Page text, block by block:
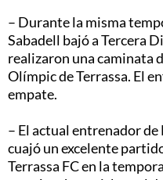
– Durante la misma
Sabadell bajó a Tercera
realizaron una caminata
Olímpic de Terrassa. El
empate.
– El actual entrenador
cuajó un excelente
Terrassa FC en la